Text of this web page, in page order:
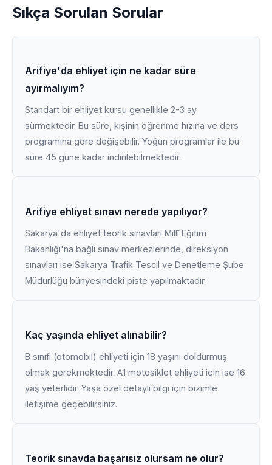
Sıkça Sorulan Sorular
Arifiye'da ehliyet için ne kadar süre
ayırmalıyım?
Standart bir ehliyet kursu genellikle 2-3 ay
sürmektedir. Bu süre, kişinin öğrenme hızına ve ders
programına göre değişebilir. Yoğun programlar ile bu
süre 45 güne kadar indirilebilmektedir.
Arifiye ehliyet sınavı nerede yapılıyor?
Sakarya'da ehliyet teorik sınavları Millî Eğitim
Bakanlığı'na bağlı sınav merkezlerinde, direksiyon
sınavları ise Sakarya Trafik Tescil ve Denetleme Şube
Müdürlüğü bünyesindeki piste yapılmaktadır.
Kaç yaşında ehliyet alınabilir?
B sınıfı (otomobil) ehliyeti için 18 yaşını doldurmuş
olmak gerekmektedir. A1 motosiklet ehliyeti için ise 16
yaş yeterlidir. Yaşa özel detaylı bilgi için bizimle
iletişime geçebilirsiniz.
Teorik sınavda başarısız olursam ne olur?